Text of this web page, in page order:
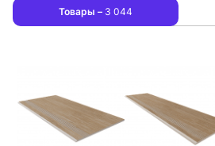
Товары – 3 044